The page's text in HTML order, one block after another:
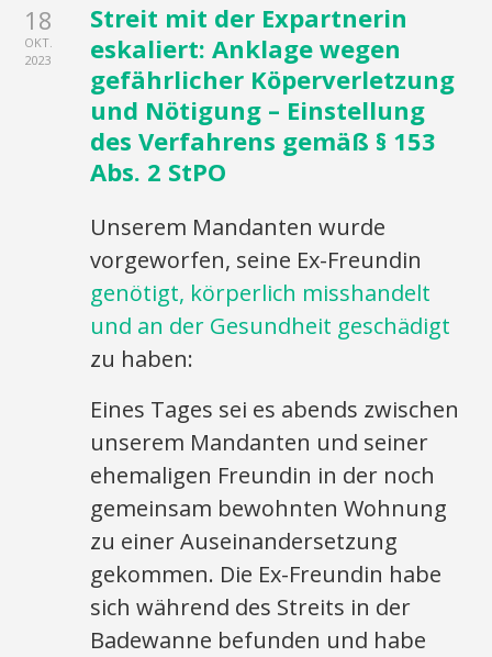
18
OKT.
2023
Streit mit der Expartnerin
eskaliert: Anklage wegen
gefährlicher Köperverletzung
und Nötigung – Einstellung
des Verfahrens gemäß § 153
Abs. 2 StPO
Unserem Mandanten wurde
vorgeworfen, seine Ex-Freundin
genötigt, körperlich misshandelt
und an der Gesundheit geschädigt
zu haben:
Eines Tages sei es abends zwischen
unserem Mandanten und seiner
ehemaligen Freundin in der noch
gemeinsam bewohnten Wohnung
zu einer Auseinandersetzung
gekommen. Die Ex-Freundin habe
sich während des Streits in der
Badewanne befunden und habe